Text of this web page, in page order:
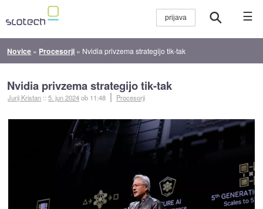
☰
Novice » Procesorji » Nvidia privzema strategijo tik-tak
Nvidia privzema strategijo tik-tak
Jurij Kristan ::5. jun 2024ob 11:48 Procesorji